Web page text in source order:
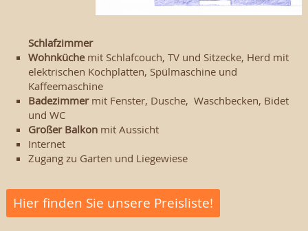
Schlafzimmer
Wohnküchemit Schlafcouch, TV und Sitzecke, Herd mit
elektrischen Kochplatten, Spülmaschine und
Kaffeemaschine
Badezimmermit Fenster, Dusche, Waschbecken, Bidet
und WC
Großer Balkonmit Aussicht
Internet
Zugang zu Garten und Liegewiese
Hier finden Sie unsere Preisliste!